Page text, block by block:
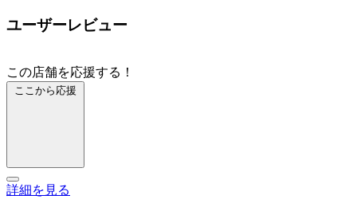
ユーザーレビュー
この店舗を応援する！
ここから応援
詳細を見る